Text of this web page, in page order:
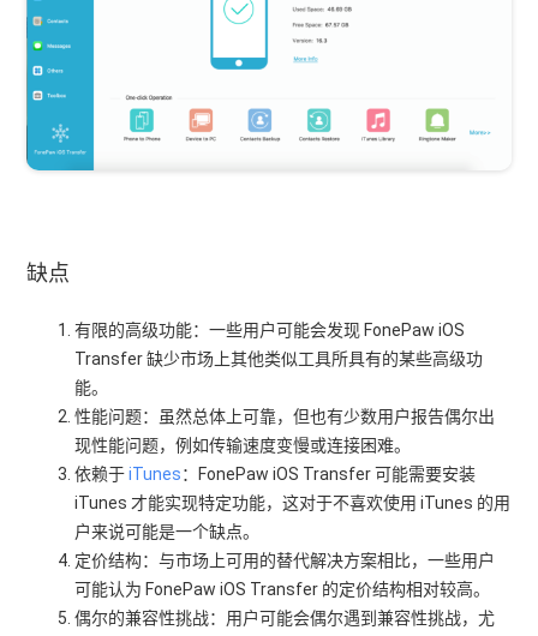
缺点
有限的高级功能：一些用户可能会发现 FonePaw iOS
Transfer 缺少市场上其他类似工具所具有的某些高级功
能。
性能问题：虽然总体上可靠，但也有少数用户报告偶尔出
现性能问题，例如传输速度变慢或连接困难。
依赖于iTunes：FonePaw iOS Transfer 可能需要安装
iTunes 才能实现特定功能，这对于不喜欢使用 iTunes 的用
户来说可能是一个缺点。
定价结构：与市场上可用的替代解决方案相比，一些用户
可能认为 FonePaw iOS Transfer 的定价结构相对较高。
偶尔的兼容性挑战：用户可能会偶尔遇到兼容性挑战，尤